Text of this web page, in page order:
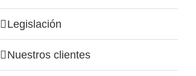
Legislación
Nuestros clientes